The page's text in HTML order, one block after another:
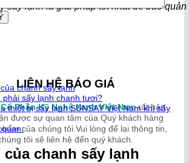
LIÊN HỆ BÁO GIÁ
Phần Kỹ Nghệ Xanh Việt Namrất hân
được sự quan tâm của Quý khách hàng
của chúng tôi.Vui lòng để lại thông tin,
tôi sẽ liên hệ đến quý khách.
sấy lạnh là giải pháp tốt nhất để bảo
chanh sấy lạnh
phải sấy lạnh chanh tươi?
thiết bị sấy lạnh SUNSAY Việt Nam khi sấy
quan:
chanh sấy lạnh